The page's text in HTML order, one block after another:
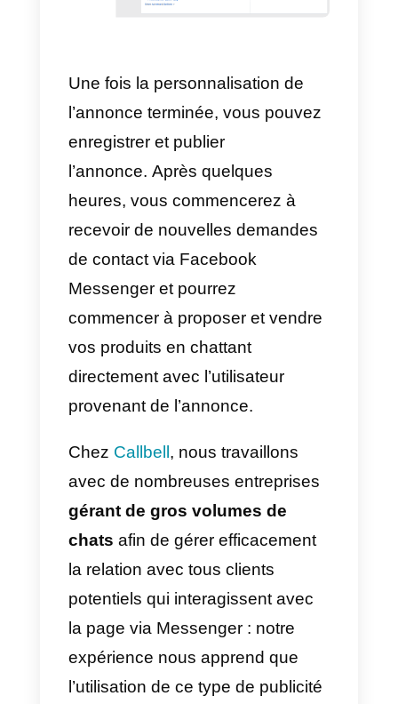
créer des modèles pour ajouter
bien plus encore à votre
expérience de bienvenue.
Particulièrement intéressant est
choix entre F.A.Q., boutons et
réponses rapides : ces trois
fonctions vous permettent
d’augmenter de manière
significative le taux de
conversion du début d’un
messageaprès avoir cliqué sur
l’annonce.
3) Générer des contacts :
option vous permet de poser des
questions de qualification à
l’utilisateur. Ce choix est
particulièrement utile lorsqu’il est
nécessaire d’écrémer les